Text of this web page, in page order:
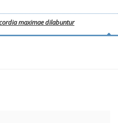
maximae dilabuntur